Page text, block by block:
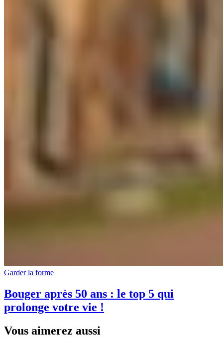
Garder la forme
Bouger après 50 ans : le top 5 qui
prolonge votre vie !
Vous aimerez aussi